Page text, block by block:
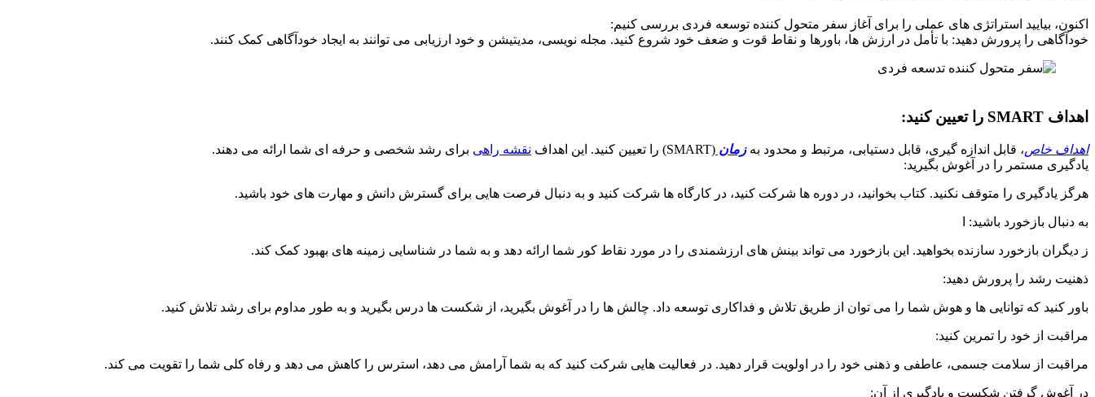
اکنون، بیایید استراتژی های عملی را برای آغاز سفر متحول کننده توسعه فردی بررسی کنیم:
خودآگاهی را پرورش دهید: با تأمل در ارزش ها، باورها و نقاط قوت و ضعف خود شروع کنید. مجله نویسی، مدیتیشن و خود ارزیابی می توانند به ایجاد خودآگاهی کمک کنند.
اهداف SMART را تعیین کنید:
اهداف خاص، قابل اندازه گیری، قابل دستیابی، مرتبط و محدود بهزمان (SMART) را تعیین کنید. این اهداف نقشه راهی برای رشد شخصی و حرفه ای شما ارائه می دهند.
یادگیری مستمر را در آغوش بگیرید:
هرگز یادگیری را متوقف نکنید. کتاب بخوانید، در دوره ها شرکت کنید، در کارگاه ها شرکت کنید و به دنبال فرصت هایی برای گسترش دانش و مهارت های خود باشید.
به دنبال بازخورد باشید: ا
ز دیگران بازخورد سازنده بخواهید. این بازخورد می تواند بینش های ارزشمندی را در مورد نقاط کور شما ارائه دهد و به شما در شناسایی زمینه های بهبود کمک کند.
ذهنیت رشد را پرورش دهید:
باور کنید که توانایی ها و هوش شما را می توان از طریق تلاش و فداکاری توسعه داد. چالش ها را در آغوش بگیرید، از شکست ها درس بگیرید و به طور مداوم برای رشد تلاش کنید.
مراقبت از خود را تمرین کنید:
مراقبت از سلامت جسمی، عاطفی و ذهنی خود را در اولویت قرار دهید. در فعالیت هایی شرکت کنید که به شما آرامش می دهد، استرس را کاهش می دهد و رفاه کلی شما را تقویت می کند.
در آغوش گرفتن شکست و یادگیری از آن: